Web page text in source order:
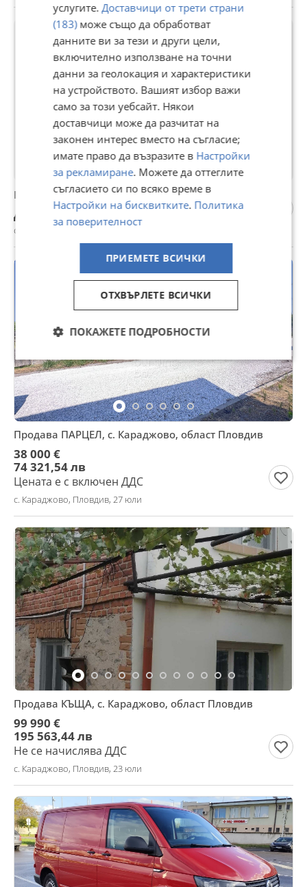
Продавам прасета
Договаряне
с. Караджово, Пловдив, 27 юли
Продава ПАРЦЕЛ, с. Караджово, област Пловдив
38 000 €
74 321,54 лв
Цената е с включен ДДС
с. Караджово, Пловдив, 27 юли
Продава КЪЩА, с. Караджово, област Пловдив
99 990 €
195 563,44 лв
Не се начислява ДДС
с. Караджово, Пловдив, 23 юли
услугите.Доставчици от трети страни
(183)може също да обработват
данните ви за тези и други цели,
включително използване на точни
данни за геолокация и характеристики
на устройството. Вашият избор важи
само за този уебсайт. Някои
доставчици може да разчитат на
законен интерес вместо на съгласие;
имате право да възразите в Настройки
за рекламиране. Можете да оттеглите
съгласието си по всяко време в
Настройки на бисквитките. Политика
за поверителност
ПРИЕМЕТЕ ВСИЧКИ
ОТХВЪРЛЕТЕ ВСИЧКИ
ПОКАЖЕТЕ ПОДРОБНОСТИ